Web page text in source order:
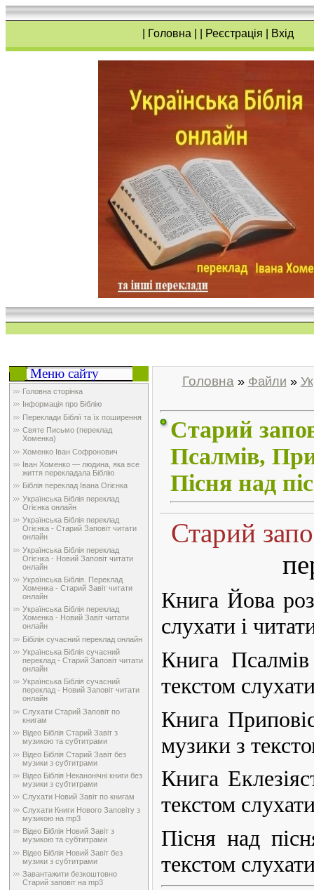
Головна Реєстрація Вхід
Меню сайту
Головна сторінка
Інформація про Біблію
Переклади Біблії та їх поширення
Святе Письмо (переклад
Хоменка)
Хоменко Іван Софронович
Іван Хоменко — людина, яка все
життя перекладала Біблію
Біблія переклад Івана Огієнка
Українська Біблія переклад
Огієнка онлайн
Українська Біблія переклад
Огієнка - Старий Заповіт читати
онлайн
Українська Біблія переклад
Огієнка - Новий Заповіт читати
онлайн
Українська Біблія. Переклад
Хоменка - Старий Завіт читати
онлайн
Українська Біблія переклад
Хоменка - Новий Завіт читати
онлайн
Бібілія сучасний переклад онлайн
Українська Біблія сучасний
переклад - Старий Заповіт читати
онлайн
Українська Біблія сучасний
переклад - Новий Заповіт читати
онлайн
Слухати Старий Заповіт по
книгам
Відео Біблія Старий Завіт з
музикою та субтитрами
Відео Біблія Старий Завіт без
музики з субтитрами
Відео Біблія Неканонічні книги без
музики з субтитрами
Слухати Новий Завіт по книгам
Слухати Книги Нового Заповіту з
музикою на mp3
Відео Біблія Новий Завіт з
музикою та субтитрами
Відео Біблія Новий Завіт без
музики з субтитрами
Завантажити безкоштовно
Старий заповіт на mp3
Головна» Файли »
Старий
Псалмів,
Пісня над
Старий
Книга Йова
слухати і
Книга
текстом
Книга
музики з
Книга
текстом
Пісня над
текстом